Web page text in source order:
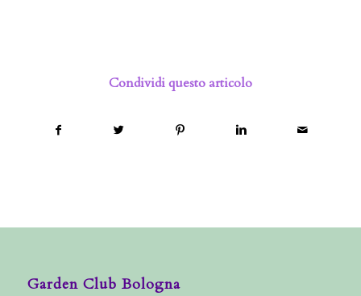
Condividi questo articolo
Garden Club Bologna